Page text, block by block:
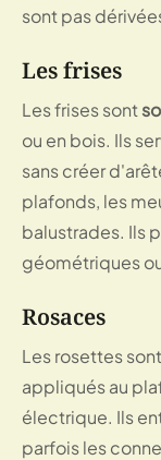
sont pas
Les frises
Les frises sont
ou en bois. Ils
sans créer
plafonds, les
balustrades. Ils
géométriques
Rosaces
Les rosettes sont
appliqués au
électrique. Ils
parfois les